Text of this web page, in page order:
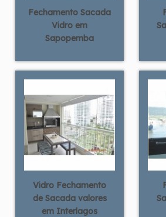
Fechamento Sacada
Vidro em
Sapopemba
Vidro Fechamento
de Sacada valores
em Interlagos